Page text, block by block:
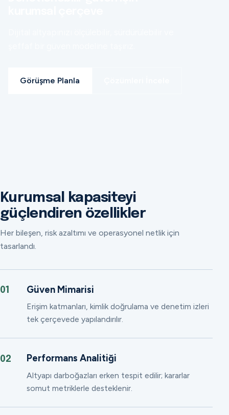
Görüşme Planla
Kurumsal kapasiteyi
güçlendiren özellikler
Her bileşen, risk azaltımı ve operasyonel netlik için
tasarlandı.
01 Güven Mimarisi
Erişim katmanları, kimlik doğrulama ve denetim izleri
tek çerçevede yapılandırılır.
02 Performans Analitiği
Altyapı darboğazları erken tespit edilir; kararlar
somut metriklerle desteklenir.